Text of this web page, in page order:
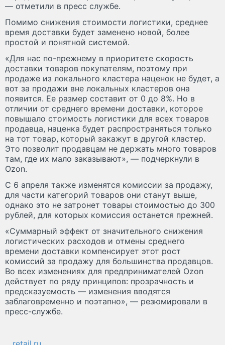
— отметили в пресс службе.
Помимо снижения стоимости логистики, среднее
время доставки будет заменено новой, более
простой и понятной системой.
«Для нас по-прежнему в приоритете скорость
доставки товаров покупателям, поэтому при
продаже из локального кластера наценок не будет, а
вот за продажи вне локальных кластеров она
появится. Ее размер составит от 0 до 8%. Но в
отличии от среднего времени доставки, которое
повышало стоимость логистики для всех товаров
продавца, наценка будет распространяться только
на тот товар, который закажут в другой кластер.
Это позволит продавцам не держать много товаров
там, где их мало заказывают», — подчеркнули в
Ozon.
С 6 апреля также изменятся комиссии за продажу,
для части категорий товаров они станут выше,
однако это не затронет товары стоимостью до 300
рублей, для которых комиссия останется прежней.
«Суммарный эффект от значительного снижения
логистических расходов и отмены среднего
времени доставки компенсирует этот рост
комиссий за продажу для большинства продавцов.
Во всех изменениях для предпринимателей Ozon
действует по ряду принципов: прозрачность и
предсказуемость — изменения вводятся
заблаговременно и поэтапно», — резюмировали в
пресс-службе.